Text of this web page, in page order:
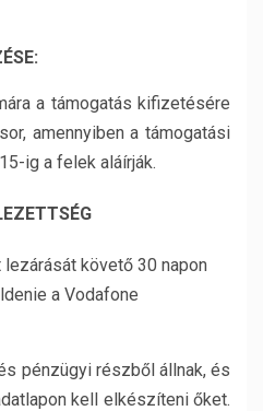
a támogatás kifizetésére
amennyiben a támogatási
ig a felek aláírják.
követő 30 napon
a Vodafone
pénzügyi részből állnak, és
kell elkészíteni őket.